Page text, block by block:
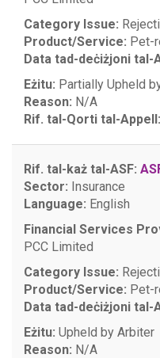
Category Issue:
Product/Service: Pet-
Data tad-deċiżjoni tal-
Eżitu: Partially Upheld
Reason: N/A
Rif. tal-Qorti tal-Appell:
Rif. tal-każ tal-ASF:
Sector: Insurance
Language: English
Financial Services
PCC Limited
Category Issue:
Product/Service: Pet-
Data tad-deċiżjoni tal-
Eżitu: Upheld by Arbiter
Reason: N/A